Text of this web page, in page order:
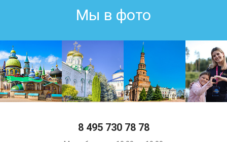
Мы в фото
8 495 730 78 78